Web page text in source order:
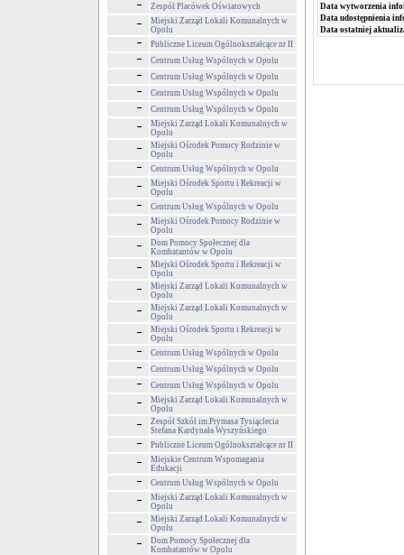
Zespół Placówek Oświatowych
Miejski Zarząd Lokali Komunalnych w
Opolu
Publiczne Liceum Ogólnokształcące nr II
Centrum Usług Wspólnych w Opolu
Centrum Usług Wspólnych w Opolu
Centrum Usług Wspólnych w Opolu
Centrum Usług Wspólnych w Opolu
Miejski Zarząd Lokali Komunalnych w
Opolu
Miejski Ośrodek Pomocy Rodzinie w
Opolu
Centrum Usług Wspólnych w Opolu
Miejski Ośrodek Sportu i Rekreacji w
Opolu
Centrum Usług Wspólnych w Opolu
Miejski Ośrodek Pomocy Rodzinie w
Opolu
Dom Pomocy Społecznej dla
Kombatantów w Opolu
Miejski Ośrodek Sportu i Rekreacji w
Opolu
Miejski Zarząd Lokali Komunalnych w
Opolu
Miejski Zarząd Lokali Komunalnych w
Opolu
Miejski Ośrodek Sportu i Rekreacji w
Opolu
Centrum Usług Wspólnych w Opolu
Centrum Usług Wspólnych w Opolu
Centrum Usług Wspólnych w Opolu
Miejski Zarząd Lokali Komunalnych w
Opolu
Zespół Szkół im.Prymasa Tysiąclecia
Stefana Kardynała Wyszyńskiego
Publiczne Liceum Ogólnokształcące nr II
Miejskie Centrum Wspomagania
Edukacji
Centrum Usług Wspólnych w Opolu
Miejski Zarząd Lokali Komunalnych w
Opolu
Miejski Zarząd Lokali Komunalnych w
Opolu
Dom Pomocy Społecznej dla
Kombatantów w Opolu
Data wytworzenia
Data udostępnienia
Data ostatniej